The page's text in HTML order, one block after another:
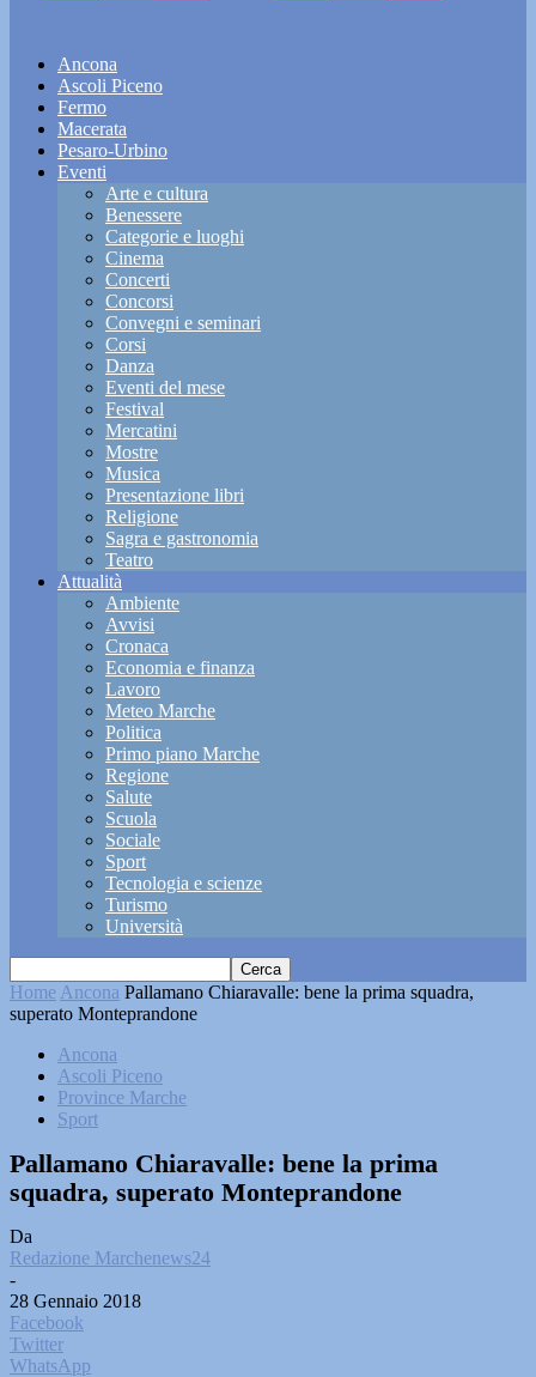
Ancona
Ascoli Piceno
Fermo
Macerata
Pesaro-Urbino
Eventi
Arte e cultura
Benessere
Categorie e luoghi
Cinema
Concerti
Concorsi
Convegni e seminari
Corsi
Danza
Eventi del mese
Festival
Mercatini
Mostre
Musica
Presentazione libri
Religione
Sagra e gastronomia
Teatro
Attualità
Ambiente
Avvisi
Cronaca
Economia e finanza
Lavoro
Meteo Marche
Politica
Primo piano Marche
Regione
Salute
Scuola
Sociale
Sport
Tecnologia e scienze
Turismo
Università
Home Ancona Pallamano Chiaravalle: bene la prima squadra,
superato Monteprandone
Ancona
Ascoli Piceno
Province Marche
Sport
Pallamano Chiaravalle: bene la prima
squadra, superato Monteprandone
Da
Redazione Marchenews24
-
28 Gennaio 2018
Facebook
Twitter
WhatsApp